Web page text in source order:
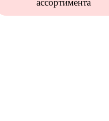
ассортимента